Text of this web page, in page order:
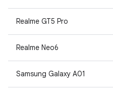
Realme GT5 Pro
Realme Neo6
Samsung Galaxy A01